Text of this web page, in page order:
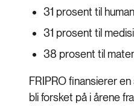
31 prosent til
31 prosent til
38 prosent til
FRIPRO finansierer
bli forsket på i årene